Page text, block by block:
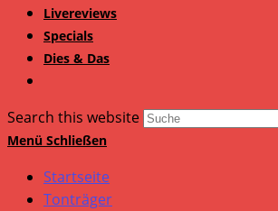
Livereviews
Specials
Dies & Das
Search this website
Menü Schließen
Startseite
Tonträger